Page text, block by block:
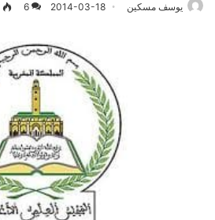
يوسف مسكين 2014-03-18
6